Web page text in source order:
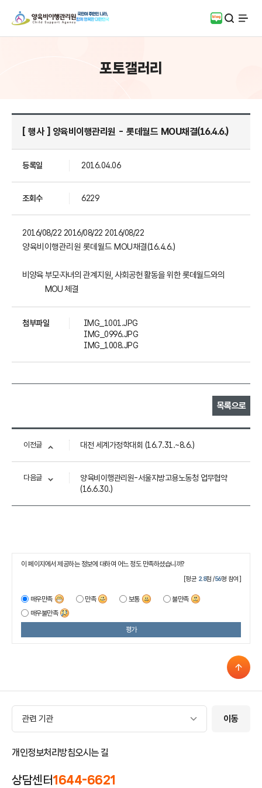
블로그검색
전체
포토갤러리
[ 행사 ] 양육비이행관리원 - 롯데월드 MOU채결(16.4.6.)
등록일 2016.04.06
조회수 6229
2016/08/22 2016/08/22 2016/08/22
양육비이행관리원 롯데월드 MOU채결(16.4.6.)
비양육 부모․자녀의 관계지원, 사회공헌 활동을 위한 롯데월드와의
MOU체결
첨부파일
IMG_1001.JPG
IMG_0996.JPG
IMG_1008.JPG
목록으로
이전글 대전 세계가정학대회 (16.7.31.~8.6.)
다음글
양육비이행관리원-서울지방고용노동청 업무협약
(16.6.30.)
이 페이지에서 제공하는 정보에 대하여 어느 정도 만족하셨습니까?
[평균 2.8점 /56명 참여]
매우만족 만족 보통
불만족
매우불만족
평가
관련 기관
관련 기관 이동
개인정보처리방침오시는 길
상담센터1644-6621